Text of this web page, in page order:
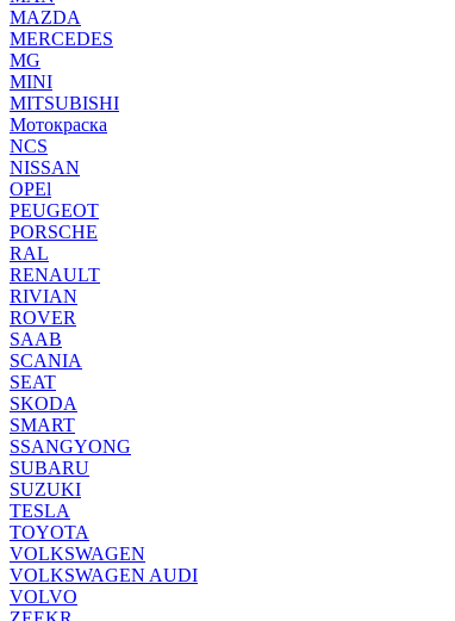
MAZDA
MERCEDES
MG
MINI
MITSUBISHI
Мотокраска
NCS
NISSAN
OPEl
PEUGEOT
PORSCHE
RAL
RENAULT
RIVIAN
ROVER
SAAB
SCANIA
SEAT
SKODA
SMART
SSANGYONG
SUBARU
SUZUKI
TESLA
TOYOTA
VOLKSWAGEN
VOLKSWAGEN AUDI
VOLVO